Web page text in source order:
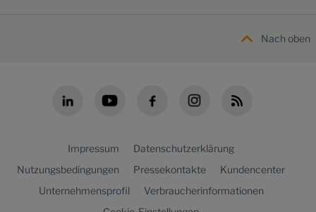
Nach oben
Impressum
Datenschutzerklärung
Nutzungsbedingungen
Pressekontakte
Kundencenter
Unternehmensprofil
Verbraucherinformationen